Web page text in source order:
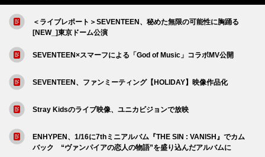
＜ライブレポート＞SEVENTEEN、秘めた無限の可能性に胸踊る
[NEW_]東京ドーム公演
SEVENTEEN×スマーフによる「God of Music」コラボMV公開
SEVENTEEN、ファンミーティング【HOLIDAY】映像作品化
Stray Kidsのライブ映像、ユニカビジョンで放映
ENHYPEN、1/16に7thミニアルバム『THE SIN : VANISH』でカム
バック “ヴァンパイアの恋人の物語”を盛り込んだアルバムに